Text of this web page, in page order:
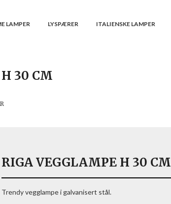
LAMPER LYSPÆRER ITALIENSKE LAMPER
30 CM
RIGA VEGGLAMPE H 30 CM
Trendy vegglampe i galvanisert stål.